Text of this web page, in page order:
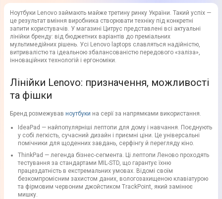
Ноутбуки Lenovo займають майже третину ринку України. Такий успіх —
це результат вміння виробника створювати техніку під конкретні
запити користувачів. У магазині Цитрус представлені всі актуальні
лінійки бренду: від бюджетних варіантів до преміальних
мультимедійних рішень. Усі Lenovo laptops славляться надійністю,
витривалістю та ідеальною збалансованістю передового «заліза»,
інноваційних технологій і ергономіки.
Лінійки Lenovo: призначення, можливості
та фішки
Бренд розмежував ноутбуки на серії за напрямками використання.
IdeaPad — найпопулярніші лептопи для дому і навчання. Поєднують
у собі легкість, сучасний дизайн і приємні ціни. Це універсальні
помічники для щоденних завдань, серфінгу й перегляду кіно.
ThinkPad — легенда бізнес-сегмента. Ці лептопи Леново проходять
тестування за стандартами MIL-STD, що гарантує їхню
працездатність в екстремальних умовах. Відомі своїм
безкомпромісним захистом даних, вологозахищеною клавіатурою
та фірмовим червоним джойстиком TrackPoint, який замінює
мишку.